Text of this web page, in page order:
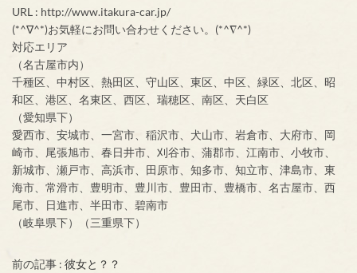
URL : http://www.itakura-car.jp/
(*^∇^*)お気軽にお問い合わせください。(*^∇^*)
対応エリア
（名古屋市内）
千種区、中村区、熱田区、守山区、東区、中区、緑区、北区、昭
和区、港区、名東区、西区、瑞穂区、南区、天白区
（愛知県下）
愛西市、安城市、一宮市、稲沢市、犬山市、岩倉市、大府市、岡
崎市、尾張旭市、春日井市、刈谷市、蒲郡市、江南市、小牧市、
新城市、瀬戸市、高浜市、田原市、知多市、知立市、津島市、東
海市、常滑市、豊明市、豊川市、豊田市、豊橋市、名古屋市、西
尾市、日進市、半田市、碧南市
（岐阜県下）（三重県下）
前の記事 : 彼女と？？